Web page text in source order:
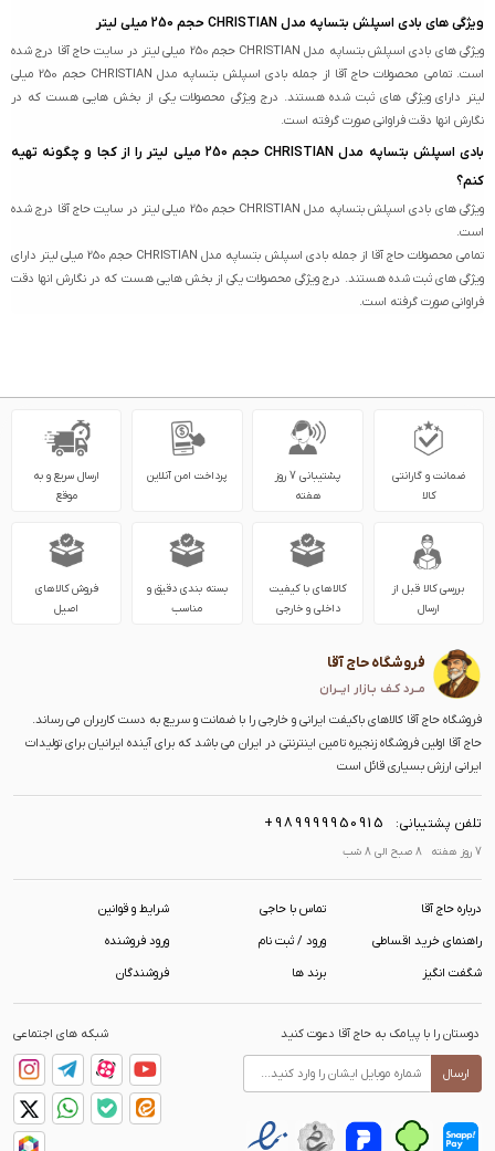
ویژگی های بادی اسپلش بتساپه مدل CHRISTIAN حجم 250 میلی لیتر
ویژگی های بادی اسپلش بتساپه مدل CHRISTIAN حجم 250 میلی لیتر در سایت حاج آقا درج شده
است. تمامی محصولات حاج آقا از جمله بادی اسپلش بتساپه مدل CHRISTIAN حجم 250 میلی
لیتر دارای ویژگی های ثبت شده هستند. درج ویژگی محصولات یکی از بخش هایی هست که در
نگارش انها دقت فراوانی صورت گرفته است.
بادی اسپلش بتساپه مدل CHRISTIAN حجم 250 میلی لیتر را از کجا و چگونه تهیه
کنم؟
ویژگی های بادی اسپلش بتساپه مدل CHRISTIAN حجم 250 میلی لیتر در سایت حاج آقا درج شده
است.
تمامی محصولات حاج آقا از جمله بادی اسپلش بتساپه مدل CHRISTIAN حجم 250 میلی لیتر دارای
ویژگی های ثبت شده هستند. درج ویژگی محصولات یکی از بخش هایی هست که در نگارش انها دقت
فراوانی صورت گرفته است.
ضمانت و گارانتی
کالا
پشتیبانی 7 روز
هفته
پرداخت امن آنلاین
ارسال سریع و به
موقع
بررسی کالا قبل از
ارسال
کالاهای با کیفیت
داخلی و خارجی
بسته بندی دقیق و
مناسب
فروش کالاهای
اصیل
فروشگاه حاج آقا
مــرد کـف بـازار ایــران
فروشگاه حاج آقا کالاهای باکیفت ایرانی و خارجی را با ضمانت و سریع به دست کاربران می رساند.
حاج آقا اولین فروشگاه زنجیره تامین اینترنتی در ایران می باشد که برای آینده ایرانیان برای تولیدات
ایرانی ارزش بسیاری قائل است
تلفن پشتیبانی: +989999950915
7 روز هفته 8 صبح الی 8 شب
درباره حاج آقا تماس با حاجی شرایط و قوانین
راهنمای خرید اقساطی ورود / ثبت نام ورود فروشنده
شگفت انگیز برند ها فروشندگان
دوستان را با پیامک به حاج آقا دعوت کنید
ارسال
شبکه های اجتماعی